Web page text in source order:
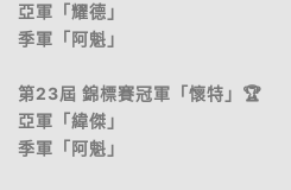
亞軍「耀德」
季軍「阿魁」
第23屆 錦標賽冠軍「懷特」🏆
亞軍「緯傑」
季軍「阿魁」